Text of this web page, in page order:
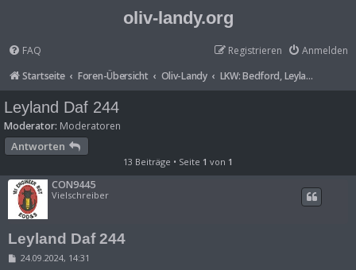
oliv-landy.org
FAQ Anmelden
Registrieren
Startseite
Foren-Übersicht Oliv-Landy LKW: Bedford, Leyland-DAF, Reynold-Boughton uvm.
Leyland Daf 244
Moderator: Moderatoren
Antworten
13 Beiträge • Seite 1 von 1
CON9445
Vielschreiber
Leyland Daf 244
B24.09.2024, 14:31